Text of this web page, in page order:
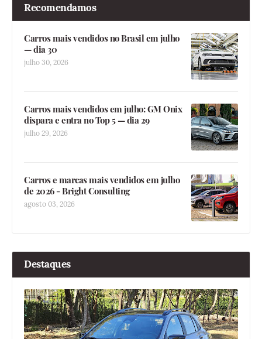
Recomendamos
Carros mais vendidos no Brasil em julho
— dia 30
julho 30, 2026
Carros mais vendidos em julho: GM Onix
dispara e entra no Top 5 — dia 29
julho 29, 2026
Carros e marcas mais vendidos em julho
de 2026 - Bright Consulting
agosto 03, 2026
Destaques